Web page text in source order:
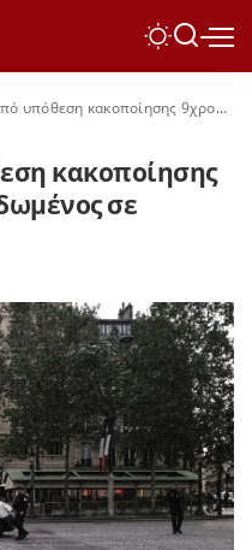
9χρονου – Ζούσε κλειδωμένος σε ντουλάπι
κακοποίησης
σε